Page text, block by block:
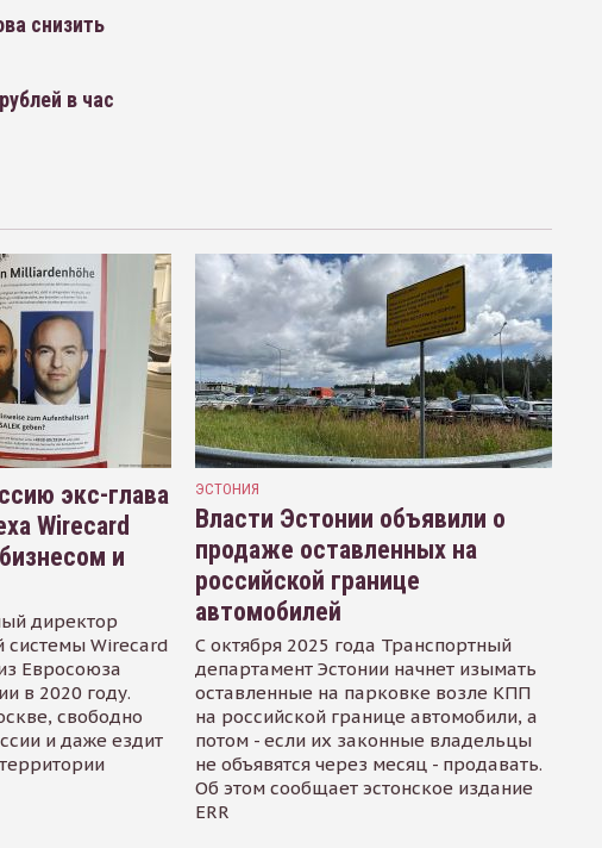
снизить
в час
экс-глава
Wirecard
и
директор
системы Wirecard
Евросоюза
в 2020 году.
свободно
и даже ездит
ЭСТОНИЯ
Власти Эстонии объявили о
продаже оставленных на
российской границе
автомобилей
С октября 2025 года Транспортный
департамент Эстонии начнет изымать
оставленные на парковке возле КПП
на российской границе автомобили, а
потом - если их законные владельцы
не объявятся через месяц - продавать.
Об этом сообщает эстонское издание
ERR